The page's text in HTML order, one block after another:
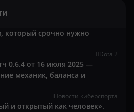
который срочно нужно
Dota 2
0.6.4 от 16 июля 2025 —
механик, баланса и
Новости киберспорта
и открытый как человек».